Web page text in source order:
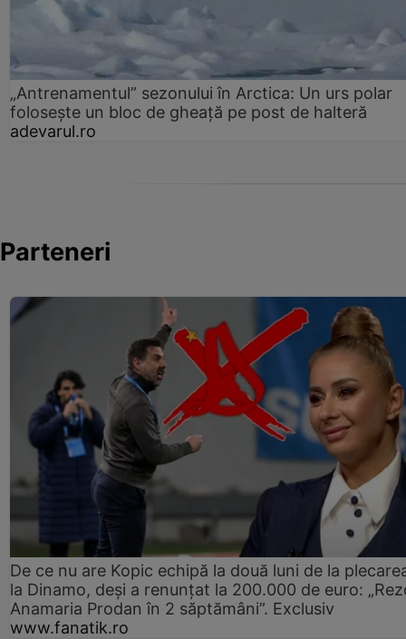
„Antrenamentul” sezonului în Arctica: Un urs polar
folosește un bloc de gheață pe post de halteră
adevarul.ro
Parteneri
De ce nu are Kopic echipă la două luni de la
la Dinamo, deși a renunțat la 200.000 de euro:
Anamaria Prodan în 2 săptămâni”. Exclusiv
www.fanatik.ro